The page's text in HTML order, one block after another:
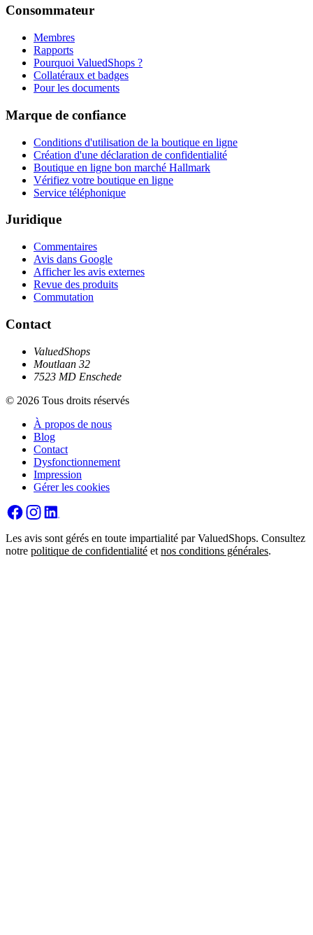
Consommateur
Membres
Rapports
Pourquoi ValuedShops ?
Collatéraux et badges
Pour les documents
Marque de confiance
Conditions d'utilisation de la boutique en ligne
Création d'une déclaration de confidentialité
Boutique en ligne bon marché Hallmark
Vérifiez votre boutique en ligne
Service téléphonique
Juridique
Commentaires
Avis dans Google
Afficher les avis externes
Revue des produits
Commutation
Contact
ValuedShops
Moutlaan 32
7523 MD Enschede
© 2026 Tous droits réservés
À propos de nous
Blog
Contact
Dysfonctionnement
Impression
Gérer les cookies
Les avis sont gérés en toute impartialité par ValuedShops. Consultez
notre politique de confidentialité etnos conditions générales.